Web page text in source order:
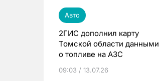
Авто
2ГИС дополнил карту
Томской области данными
о топливе на АЗС
09:03 / 13.07.26